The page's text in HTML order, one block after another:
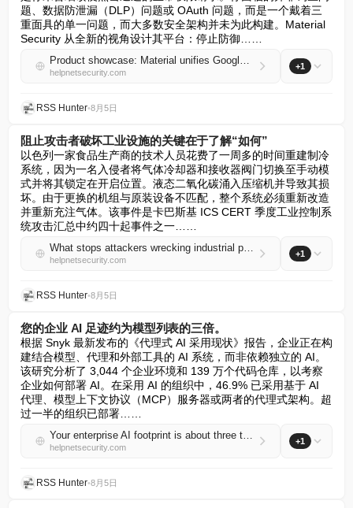
题、数据防泄漏（DLP）问题或 OAuth 问题，而是一个戴着三
重面具的单一问题，而大多数安全架构并未为此构建。Material
Security 从全新的视角设计其平台：停止防御……
Product showcase: Material unifies Google Workspace email, file & OAuth defense
helpnetsecurity.com
+1
RSS Hunter•8月5日
阻止攻击者破坏工业设施的关键在于了解“如何”
以色列一家食品生产商的技术人员花费了一周多的时间重建制冷
系统，因为一名入侵者将气体冷却器和接收器阀门切换至手动模
式并将其锁定在开启位置。液态二氧化碳涌入压缩机并导致其损
坏。由于更换的机组与原装设备不匹配，整个系统必须重新改造
并重新充注气体。该事件是卡巴斯基 ICS CERT 季度工业控制系
统攻击汇总中约四十起事件之一……
What stops attackers wrecking industrial plants is knowing how
helpnetsecurity.com
+1
RSS Hunter•8月5日
您的企业 AI 足迹约为模型列表的三倍。
根据 Snyk 最新发布的《代理式 AI 采用现状》报告，企业正在构
建结合模型、代理和外部工具的 AI 系统，而非依赖独立的 AI。
该研究分析了 3,044 个企业环境和 139 万个代码仓库，以考察
企业如何部署 AI。在采用 AI 的组织中，46.9% 已采用基于 AI
代理、模型上下文协议（MCP）服务器或两者的代理式架构。超
过一半的组织已部署……
Your enterprise AI footprint is about three times bigger than your model list
helpnetsecurity.com
+1
RSS Hunter•8月5日